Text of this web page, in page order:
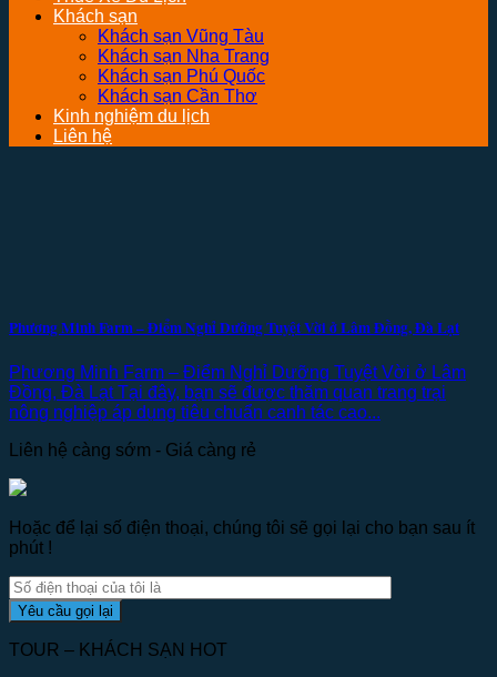
Khách sạn
Khách sạn Vũng Tàu
Khách sạn Nha Trang
Khách sạn Phú Quốc
Khách sạn Cần Thơ
Kinh nghiệm du lịch
Liên hệ
Phương Minh Farm – Điểm Nghỉ Dưỡng Tuyệt Vời ở Lâm Đồng, Đà Lạt
Phương Minh Farm – Điểm Nghỉ Dưỡng Tuyệt Vời ở Lâm
Đồng, Đà Lạt Tại đây, bạn sẽ được thăm quan trang trại
nông nghiệp áp dụng tiêu chuẩn canh tác cao...
Liên hệ càng sớm - Giá càng rẻ
Hoặc để lại số điện thoại, chúng tôi sẽ gọi lại cho bạn sau ít
phút !
TOUR – KHÁCH SẠN HOT